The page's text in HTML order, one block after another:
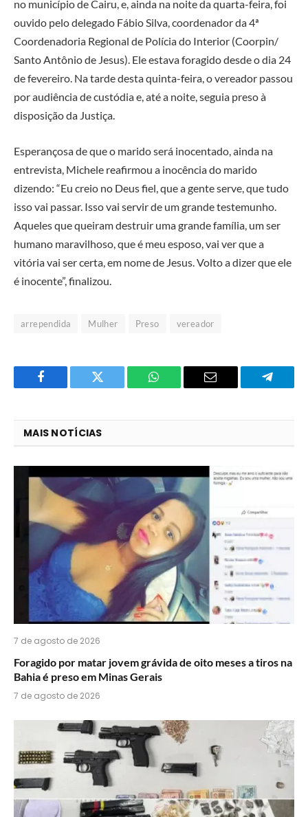
no município de Cairu, e, ainda na noite da quarta-feira, foi
ouvido pelo delegado Fábio Silva, coordenador da 4ª
Coordenadoria Regional de Polícia do Interior (Coorpin/
Santo Antônio de Jesus). Ele estava foragido desde o dia 24
de fevereiro. Na tarde desta quinta-feira, o vereador passou
por audiência de custódia e, até a noite, seguia preso à
disposição da Justiça.
Esperançosa de que o marido será inocentado, ainda na
entrevista, Michele reafirmou a inocência do marido
dizendo: “Eu creio no Deus fiel, que a gente serve, que tudo
isso vai passar. Isso vai servir de um grande testemunho.
Aqueles que queiram destruir uma grande família, um ser
humano maravilhoso, que é meu esposo, vai ver que a
vitória vai ser certa, em nome de Jesus. Volto a dizer que ele
é inocente”, finalizou.
arrependida Mulher Preso vereador
Facebook Twitter
O
do
WhatsApp?
E-
MAIS NOTÍCIAS
7 de agosto de 2026
Foragido por matar jovem grávida de oito meses a tiros na
Bahia é preso em Minas Gerais
7 de agosto de 2026